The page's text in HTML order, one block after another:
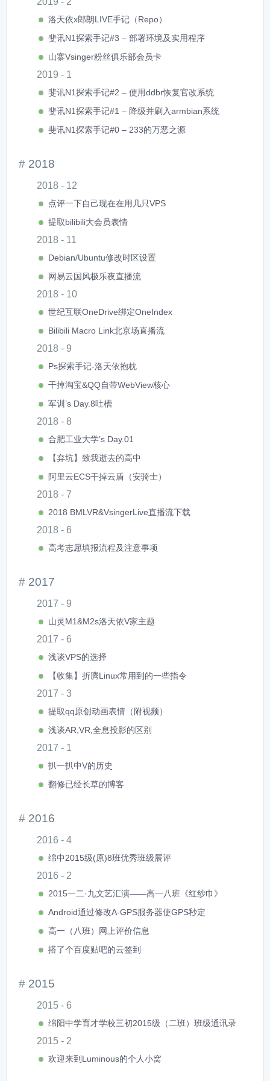
洛天依x郎朗LIVE手记（Repo）
斐讯N1探索手记#3 – 部署环境及实用程序
山寨Vsinger粉丝俱乐部会员卡
2019 - 1
斐讯N1探索手记#2 – 使用ddbr恢复官改系统
斐讯N1探索手记#1 – 降级并刷入armbian系统
斐讯N1探索手记#0 – 233的万恶之源
2018
2018 - 12
点评一下自己现在在用几只VPS
提取bilibili大会员表情
2018 - 11
Debian/Ubuntu修改时区设置
网易云国风极乐夜直播流
2018 - 10
世纪互联OneDrive绑定OneIndex
Bilibili Macro Link北京场直播流
2018 - 9
Ps探索手记-洛天依抱枕
干掉淘宝&QQ自带WebView核心
军训’s Day.8吐槽
2018 - 8
合肥工业大学’s Day.01
【弃坑】致我逝去的高中
阿里云ECS干掉云盾（安骑士）
2018 - 7
2018 BMLVR&VsingerLive直播流下载
2018 - 6
高考志愿填报流程及注意事项
2017
2017 - 9
山灵M1&M2s洛天依V家主题
2017 - 6
浅谈VPS的选择
【收集】折腾Linux常用到的一些指令
2017 - 3
提取qq原创动画表情（附视频）
浅谈AR,VR,全息投影的区别
2017 - 1
扒一扒中V的历史
翻修已经长草的博客
2016
2016 - 4
绵中2015级(原)8班优秀班级展评
2016 - 2
2015一二·九文艺汇演——高一八班《红纱巾》
Android通过修改A-GPS服务器使GPS秒定
高一（八班）网上评价信息
搭了个百度贴吧的云签到
2015
2015 - 6
绵阳中学育才学校三初2015级（二班）班级通讯录
2015 - 2
欢迎来到Luminous的个人小窝